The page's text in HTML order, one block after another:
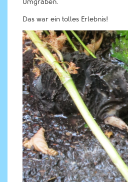
Umgraben.
Das war ein tolles Erlebnis!